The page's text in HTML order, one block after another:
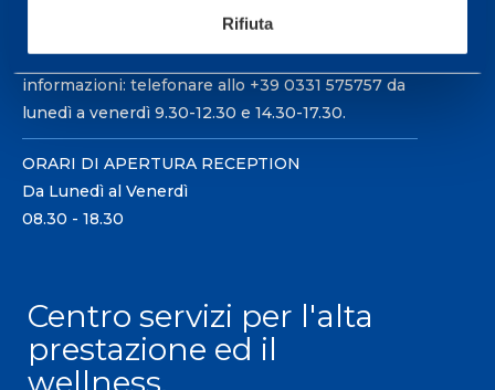
Rifiuta
Per prenotare una visita o avere ulteriori
informazioni: telefonare allo +39 0331 575757 da
lunedì a venerdì 9.30-12.30 e 14.30-17.30.
ORARI DI APERTURA RECEPTION
Da Lunedì al Venerdì
08.30 - 18.30
Centro servizi per l'alta
prestazione ed il
wellness.